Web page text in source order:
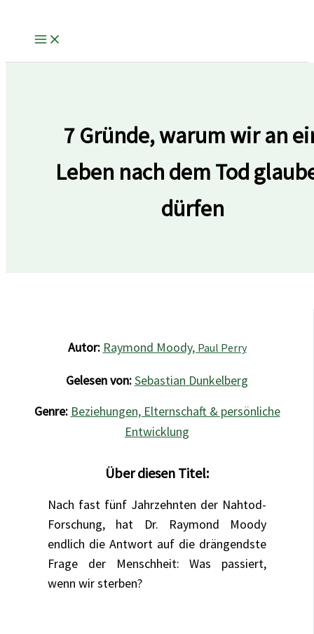
Inhalt
7 Gründe, warum wir an
Leben nach dem Tod
dürfen
Autor: Raymond Moody, Paul Perry
Gelesen von:Sebastian Dunkelberg
Genre: Beziehungen, Elternschaft & persönliche
Entwicklung
Über diesen Titel:
Nach fast fünf Jahrzehnten der Nahtod-
Forschung, hat Dr. Raymond Moody
endlich die Antwort auf die drängendste
Frage der Menschheit: Was passiert,
wenn wir sterben?